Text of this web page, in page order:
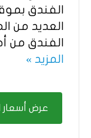
الفندق
العديد من
الفندق من
المزيد »
عرض أسعار